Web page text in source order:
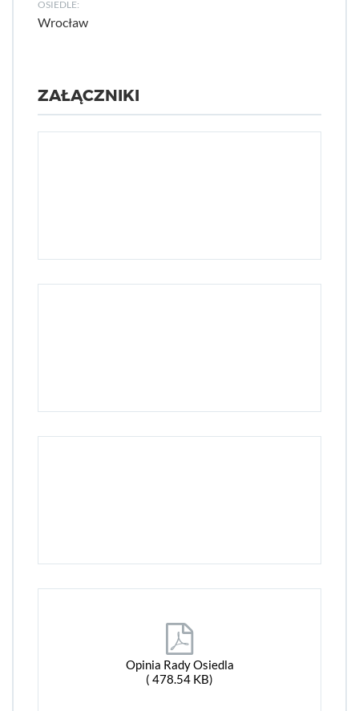
OSIEDLE:
Wrocław
ZAŁĄCZNIKI
Opinia Rady Osiedla
( 478.54 KB)